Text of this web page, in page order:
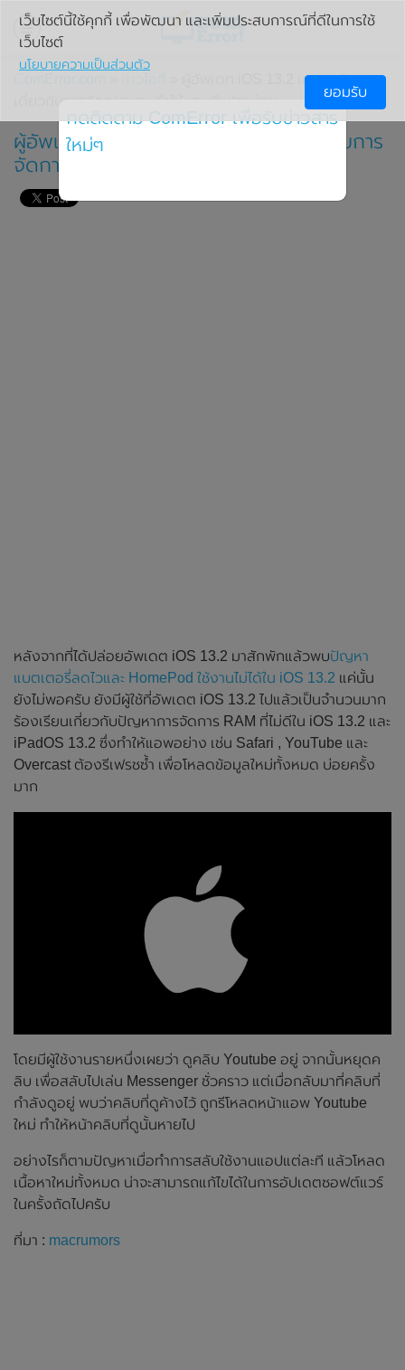
» ผู้อัพเดท iOS 13.2 เผยพบปัญหา
ผู้อัพเดท iOS 13.2 เผยพบปัญหาเดี่ยวกับการ
จัดการแรม ทำให้แอพรีเฟรชบ่อย
หลังจากที่ได้ปล่อยอัพเดต iOS 13.2 มาสักพักแล้วพบปัญหา
แบตเตอรี่ลดไวและ HomePod ใช้งานไม่ได้ใน iOS 13.2 แค่นั้น
ยังไม่พอครับ ยังมีผู้ใช้ที่อัพเดต iOS 13.2 ไปแล้วเป็นจำนวนมาก
ร้องเรียนเกี่ยวกับปัญหาการจัดการ RAM ที่ไม่ดีใน iOS 13.2 และ
iPadOS 13.2 ซึ่งทำให้แอพอย่าง เช่น Safari , YouTube และ
Overcast ต้องรีเฟรชซ้ำ เพื่อโหลดข้อมูลใหม่ทั้งหมด บ่อยครั้ง
มาก
โดยมีผู้ใช้งานรายหนึ่งเผยว่า ดูคลิบ Youtube อยู่ จากนั้นหยุดค
ลิบ เพื่อสลับไปเล่น Messenger ชั่วคราว แต่เมื่อกลับมาที่คลิบที่
กำลังดูอยู่ พบว่าคลิบที่ดูค้างไว้ ถูกรีโหลดหน้าแอพ Youtube
ใหม่ ทำให้หน้าคลิบที่ดูนั้นหายไป
อย่างไรก็ตามปัญหาเมื่อทำการสลับใช้งานแอปแต่ละที แล้วโหลด
เนื้อหาใหม่ทั้งหมด น่าจะสามารถแก้ไขได้ในการอัปเดตซอฟต์แวร์
ในครั้งถัดไปครับ
ที่มา : macrumors
เว็บไซต์นี้ใช้คุกกี้ เพื่อพัฒนา และเพิ่มประสบการณ์ที่ดีในการใช้
เว็บไซต์
นโยบายความเป็นส่วนตัว
ยอมรับ
กดติดตาม ComError เพื่อรับข่าวสาร
ใหม่ๆ